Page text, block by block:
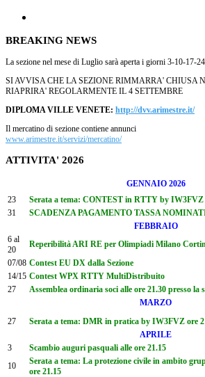
BREAKING NEWS
La sezione nel mese di Luglio sarà aperta i giorni 3-10-17-
SI AVVISA CHE LA SEZIONE RIMMARRA' CHIUSA
RIAPRIRA' REGOLARMENTE IL 4 SETTEMBRE
DIPLOMA VILLE VENETE: http://dvv.arimestre.it/
Il mercatino di sezione contiene annunci
www.arimestre.it/servizi/mercatino/
ATTIVITA' 2026
GENNAIO 2026
23
Serata a tema: CONTEST in RTTY by IW3FVZ
31
SCADENZA PAGAMENTO TASSA
FEBBRAIO
6 al
20
Reperibilità ARI RE per Olimpiadi Milano
07/08 Contest EU DX dalla Sezione
14/15 Contest WPX RTTY MultiDistribuito
27
Assemblea ordinaria soci alle ore 21.30 presso la
MARZO
27
Serata a tema: DMR in pratica by IW3FVZ ore
APRILE
3
Scambio auguri pasquali alle ore 21.15
10
Serata a tema: La protezione civile in ambito
ore 21.15